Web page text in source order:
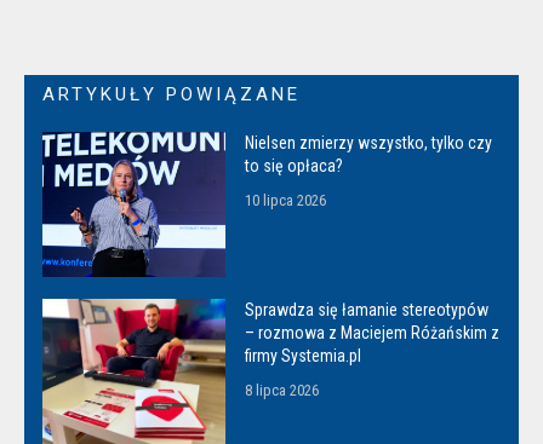
ARTYKUŁY POWIĄZANE
Nielsen zmierzy wszystko, tylko czy
to się opłaca?
10 lipca 2026
Sprawdza się łamanie stereotypów
– rozmowa z Maciejem Różańskim z
firmy Systemia.pl
8 lipca 2026